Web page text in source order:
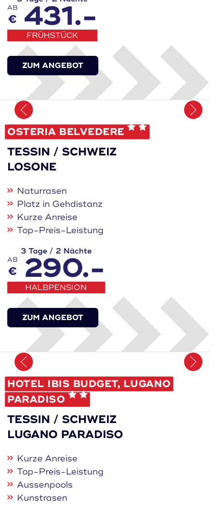
AB
€ 431.-
FRÜHSTÜCK
ZUM ANGEBOT
Merken
OSTERIA BELVEDERE
TESSIN / SCHWEIZ
LOSONE
Naturrasen
Platz in Gehdistanz
Kurze Anreise
Top-Preis-Leistung
3 Tage / 2 Nächte
AB
€ 290.-
HALBPENSION
ZUM ANGEBOT
Merken
HOTEL IBIS BUDGET, LUGANO
PARADISO
TESSIN / SCHWEIZ
LUGANO PARADISO
Kurze Anreise
Top-Preis-Leistung
Aussenpools
Kunstrasen